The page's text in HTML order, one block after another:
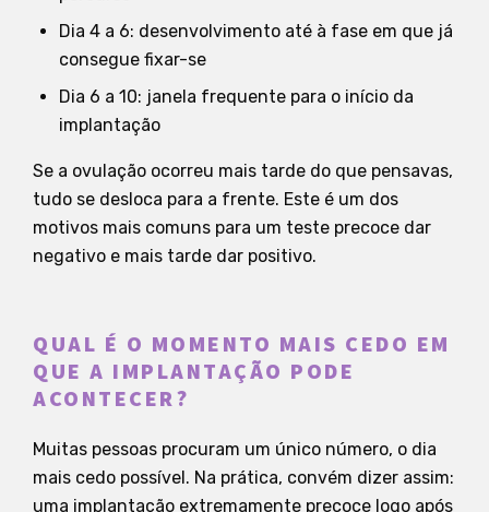
Dia 4 a 6: desenvolvimento até à fase em que já
consegue fixar-se
Dia 6 a 10: janela frequente para o início da
implantação
Se a ovulação ocorreu mais tarde do que pensavas,
tudo se desloca para a frente. Este é um dos
motivos mais comuns para um teste precoce dar
negativo e mais tarde dar positivo.
QUAL É O MOMENTO MAIS CEDO EM
QUE A IMPLANTAÇÃO PODE
ACONTECER?
Muitas pessoas procuram um único número, o dia
mais cedo possível. Na prática, convém dizer assim:
uma implantação extremamente precoce logo após